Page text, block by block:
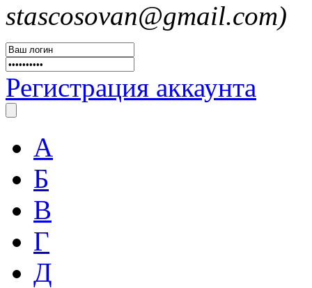
stascosovan@gmail.com)
Регистрация аккаунта
А
Б
В
Г
Д